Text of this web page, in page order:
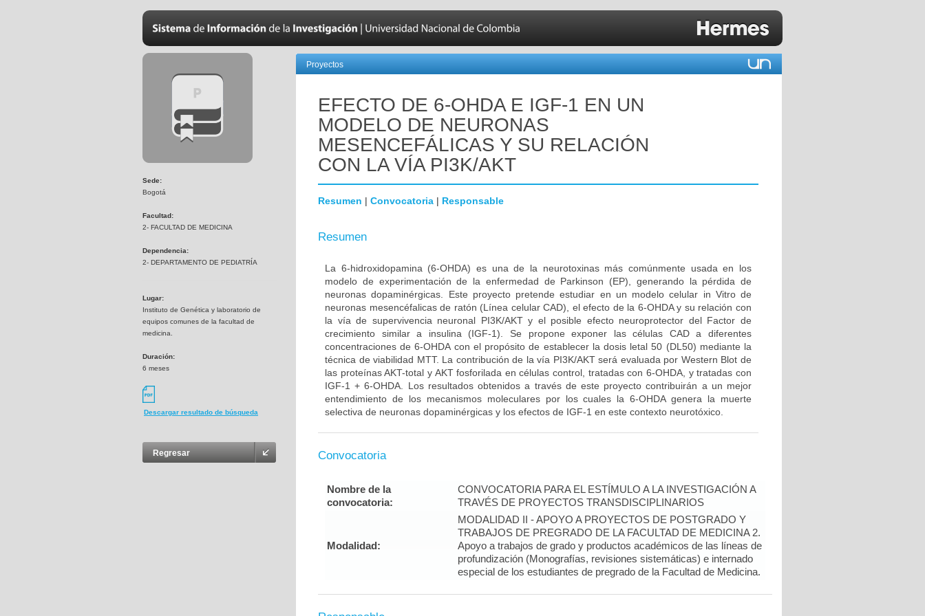
Sede:
Bogotá
Facultad:
2- FACULTAD DE MEDICINA
Dependencia:
2- DEPARTAMENTO DE PEDIATRÍA
Lugar:
Instituto de Genética y laboratorio de
equipos comunes de la facultad de
medicina.
Duración:
6 meses
Descargar resultado de búsqueda
Regresar
Proyectos
EFECTO DE 6-OHDA E IGF-1 EN UN
MODELO DE NEURONAS
MESENCEFÁLICAS Y SU RELACIÓN
CON LA VÍA PI3K/AKT
Resumen | Convocatoria | Responsable
Resumen
La 6-hidroxidopamina (6-OHDA) es una de la neurotoxinas más comúnmente usada en los
modelo de experimentación de la enfermedad de Parkinson (EP), generando la pérdida de
neuronas dopaminérgicas. Este proyecto pretende estudiar en un modelo celular in Vitro de
neuronas mesencéfalicas de ratón (Línea celular CAD), el efecto de la 6-OHDA y su relación con
la vía de supervivencia neuronal PI3K/AKT y el posible efecto neuroprotector del Factor de
crecimiento similar a insulina (IGF-1). Se propone exponer las células CAD a diferentes
concentraciones de 6-OHDA con el propósito de establecer la dosis letal 50 (DL50) mediante la
técnica de viabilidad MTT. La contribución de la vía PI3K/AKT será evaluada por Western Blot de
las proteínas AKT-total y AKT fosforilada en células control, tratadas con 6-OHDA, y tratadas con
IGF-1 + 6-OHDA. Los resultados obtenidos a través de este proyecto contribuirán a un mejor
entendimiento de los mecanismos moleculares por los cuales la 6-OHDA genera la muerte
selectiva de neuronas dopaminérgicas y los efectos de IGF-1 en este contexto neurotóxico.
Convocatoria
Nombre de la
convocatoria:
CONVOCATORIA PARA EL ESTÍMULO A LA INVESTIGACIÓN A
TRAVÉS DE PROYECTOS TRANSDISCIPLINARIOS
Modalidad:
MODALIDAD II - APOYO A PROYECTOS DE POSTGRADO Y
TRABAJOS DE PREGRADO DE LA FACULTAD DE MEDICINA 2.
Apoyo a trabajos de grado y productos académicos de las líneas de
profundización (Monografías, revisiones sistemáticas) e internado
especial de los estudiantes de pregrado de la Facultad de Medicina.